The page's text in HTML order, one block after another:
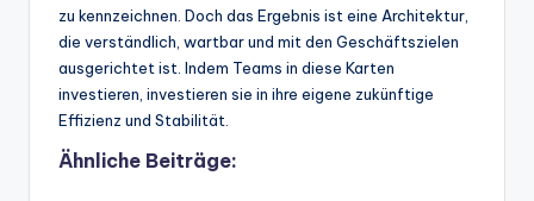
zu kennzeichnen. Doch das Ergebnis ist eine Architektur,
die verständlich, wartbar und mit den Geschäftszielen
ausgerichtet ist. Indem Teams in diese Karten
investieren, investieren sie in ihre eigene zukünftige
Effizienz und Stabilität.
Ähnliche Beiträge: